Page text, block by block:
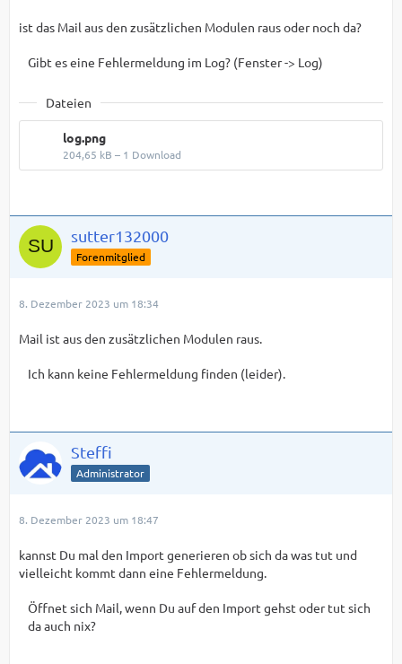
ist das Mail aus den zusätzlichen Modulen raus oder noch da?
Gibt es eine Fehlermeldung im Log? (Fenster -> Log)
Dateien
log.png
204,65 kB – 1 Download
sutter132000
Forenmitglied
8. Dezember 2023 um 18:34
Mail ist aus den zusätzlichen Modulen raus.
Ich kann keine Fehlermeldung finden (leider).
Steffi
Administrator
8. Dezember 2023 um 18:47
kannst Du mal den Import generieren ob sich da was tut und
vielleicht kommt dann eine Fehlermeldung.
Öffnet sich Mail, wenn Du auf den Import gehst oder tut sich
da auch nix?